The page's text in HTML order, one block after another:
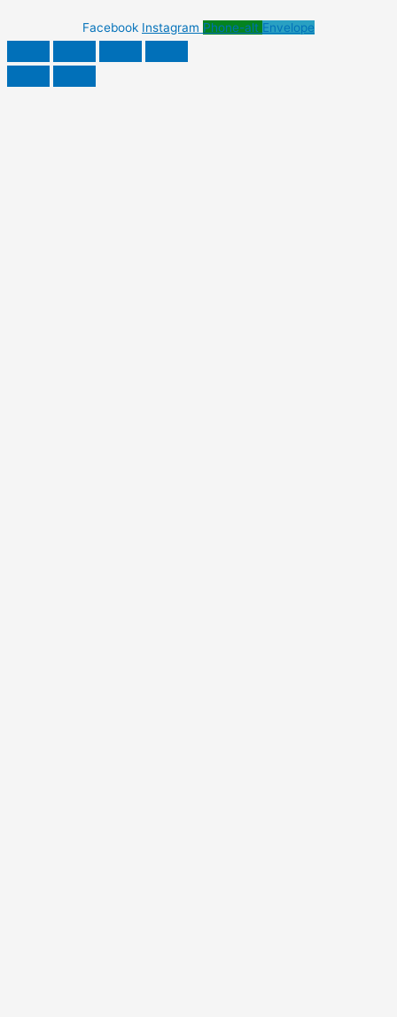
Facebook Instagram Phone-alt Envelope